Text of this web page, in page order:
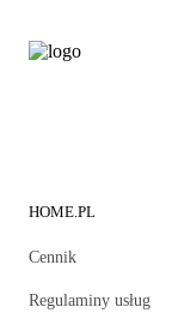
HOME.PL
Cennik
Regulaminy usług